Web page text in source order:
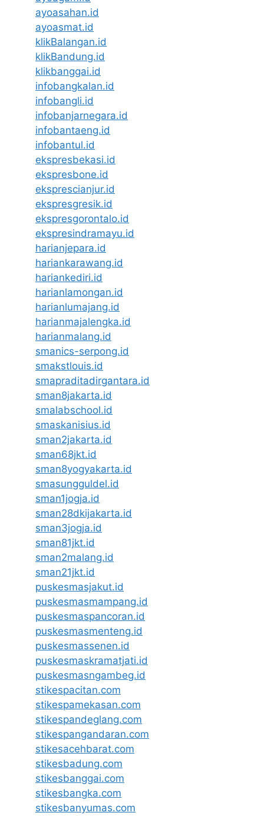
ayoasahan.id
ayoasmat.id
klikBalangan.id
klikBandung.id
klikbanggai.id
infobangkalan.id
infobangli.id
infobanjarnegara.id
infobantaeng.id
infobantul.id
ekspresbekasi.id
ekspresbone.id
eksprescianjur.id
ekspresgresik.id
ekspresgorontalo.id
ekspresindramayu.id
harianjepara.id
hariankarawang.id
hariankediri.id
harianlamongan.id
harianlumajang.id
harianmajalengka.id
harianmalang.id
smanics-serpong.id
smakstlouis.id
smapraditadirgantara.id
sman8jakarta.id
smalabschool.id
smaskanisius.id
sman2jakarta.id
sman68jkt.id
sman8yogyakarta.id
smasungguldel.id
sman1jogja.id
sman28dkijakarta.id
sman3jogja.id
sman81jkt.id
sman2malang.id
sman21jkt.id
puskesmasjakut.id
puskesmasmampang.id
puskesmaspancoran.id
puskesmasmenteng.id
puskesmassenen.id
puskesmaskramatjati.id
puskesmasngambeg.id
stikespacitan.com
stikespamekasan.com
stikespandeglang.com
stikespangandaran.com
stikesacehbarat.com
stikesbadung.com
stikesbanggai.com
stikesbangka.com
stikesbanyumas.com